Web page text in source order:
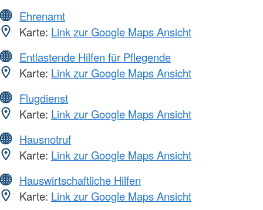
Ehrenamt
Karte: Link zur Google Maps Ansicht
Entlastende Hilfen für Pflegende
Karte: Link zur Google Maps Ansicht
Flugdienst
Karte: Link zur Google Maps Ansicht
Hausnotruf
Karte: Link zur Google Maps Ansicht
Hauswirtschaftliche Hilfen
Karte: Link zur Google Maps Ansicht